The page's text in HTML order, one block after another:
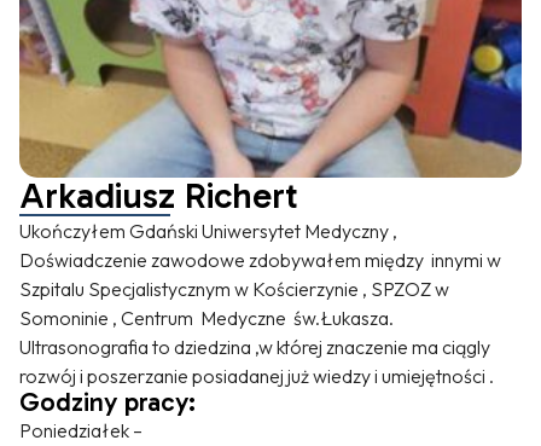
Arkadiusz Richert
Ukończyłem Gdański Uniwersytet Medyczny ,
Doświadczenie zawodowe zdobywałem między innymi w
Szpitalu Specjalistycznym w Kościerzynie , SPZOZ w
Somoninie , Centrum Medyczne św.Łukasza.
Ultrasonografia to dziedzina ,w której znaczenie ma ciągly
rozwój i poszerzanie posiadanej już wiedzy i umiejętności .
Godziny pracy:
Poniedziałek –